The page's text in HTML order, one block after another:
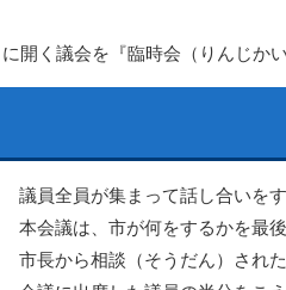
開く議会を『臨時会（りんじか
議員全員が集まって話し合いを
本会議は、市が何をするかを最
市長から相談（そうだん）され